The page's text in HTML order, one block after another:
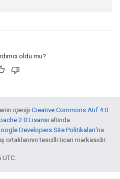
oldu mu?
içeriği Creative Commons Atıf 4.0
2.0 Lisansı altında
Developers Site Politikaları'na
ortaklarının tescilli ticari markasıdır.
UTC.